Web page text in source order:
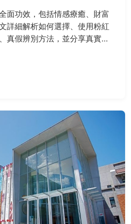
面功效，包括情感療癒、財富
詳細解析如何選擇、使用粉紅
真假辨別方法，並分享真實案
充分利用這顆美麗寶石的能